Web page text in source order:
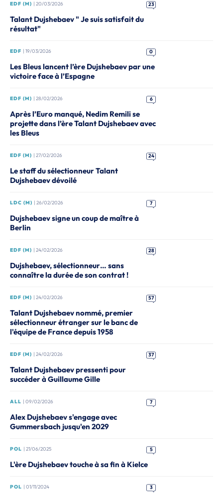
EDF (M) | 20/03/2026 23
Talant Dujshebaev " Je suis satisfait du
résultat"
EDF | 19/03/2026 0
Les Bleus lancent l’ère Dujshebaev par une
victoire face à l’Espagne
EDF (M) | 28/02/2026 6
Après l’Euro manqué, Nedim Remili se
projette dans l’ère Talant Dujshebaev avec
les Bleus
EDF (M) | 27/02/2026 24
Le staff du sélectionneur Talant
Dujshebaev dévoilé
LDC (M) | 26/02/2026 7
Dujshebaev signe un coup de maître à
Berlin
EDF (M) | 24/02/2026 28
Dujshebaev, sélectionneur… sans
connaître la durée de son contrat !
EDF (M) | 24/02/2026 57
Talant Dujshebaev nommé, premier
sélectionneur étranger sur le banc de
l'équipe de France depuis 1958
EDF (M) | 24/02/2026 37
Talant Dujshebaev pressenti pour
succéder à Guillaume Gille
ALL | 09/02/2026 7
Alex Dujshebaev s'engage avec
Gummersbach jusqu'en 2029
POL | 21/06/2025 5
L'ère Dujshebaev touche à sa fin à Kielce
POL | 01/11/2024 3